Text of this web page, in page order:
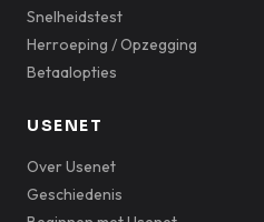
Snelheidstest
Herroeping / Opzegging
Betaalopties
USENET
Over Usenet
Geschiedenis